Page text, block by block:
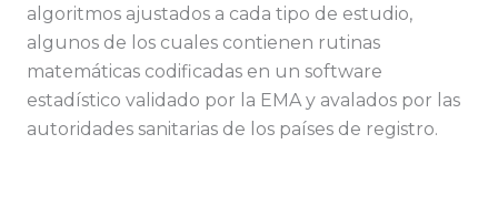
algoritmos ajustados a cada tipo de estudio,
algunos de los cuales contienen rutinas
matemáticas codificadas en un software
estadístico validado por la EMA y avalados por las
autoridades sanitarias de los países de registro.